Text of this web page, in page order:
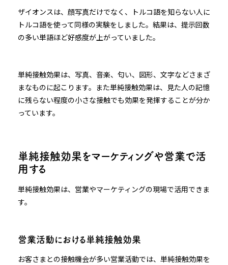
ザイオンスは、顔写真だけでなく、トルコ語を知らない人に
トルコ語を使って同様の実験をしました。結果は、提示回数
の多い単語ほど好感度が上がっていました。
単純接触効果は、写真、音楽、匂い、図形、文字などさまざ
まなものに起こります。また単純接触効果は、見た人の記憶
に残らない程度の小さな接触でも効果を発揮することが分か
っています。
単純接触効果をマーケティングや営業で活
用する
単純接触効果は、営業やマーケティングの現場で活用できま
す。
営業活動における単純接触効果
お客さまとの接触機会が多い営業活動では、単純接触効果を